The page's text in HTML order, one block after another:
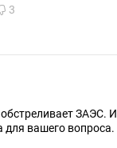
3
ЗАЭС.
точку отсчёта для вашего вопроса.